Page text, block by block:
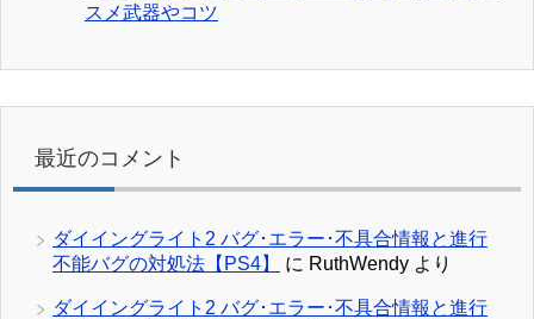
スメ武器やコツ
最近のコメント
ダイイングライト2 バグ･エラー･不具合情報と進行
不能バグの対処法【PS4】
に RuthWendy より
ダイイングライト2 バグ･エラー･不具合情報と進行